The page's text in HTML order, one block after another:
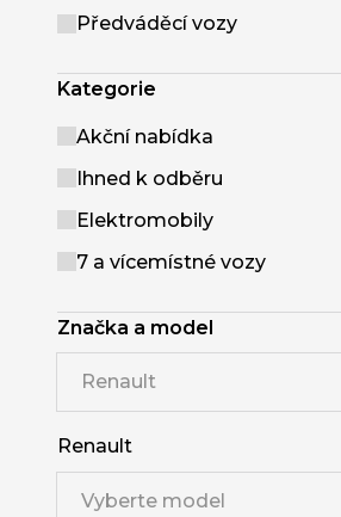
Předváděcí vozy
Kategorie
Akční nabídka
Ihned k odběru
Elektromobily
7 a vícemístné vozy
Značka a model
Renault
Renault
Vyberte model